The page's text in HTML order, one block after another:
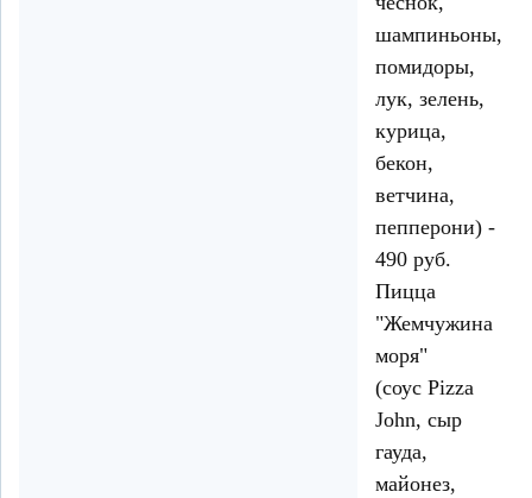
шампиньоны,
помидоры,
лук, зелень,
курица,
бекон,
ветчина,
пепперони) -
490 руб.
Пицца
"Жемчужина
моря"
(соус Pizza
John, сыр
гауда,
майонез,